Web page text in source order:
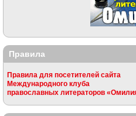
Правила
Правила для посетителей сайта
Международного клуба
православных литераторов